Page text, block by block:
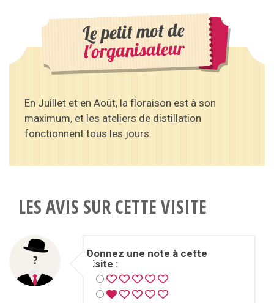
Le petit mot de
l'organisateur
En Juillet et en Août, la floraison est à son
maximum, et les ateliers de distillation
fonctionnent tous les jours.
LES AVIS SUR CETTE VISITE
Donnez une note à cette
visite :